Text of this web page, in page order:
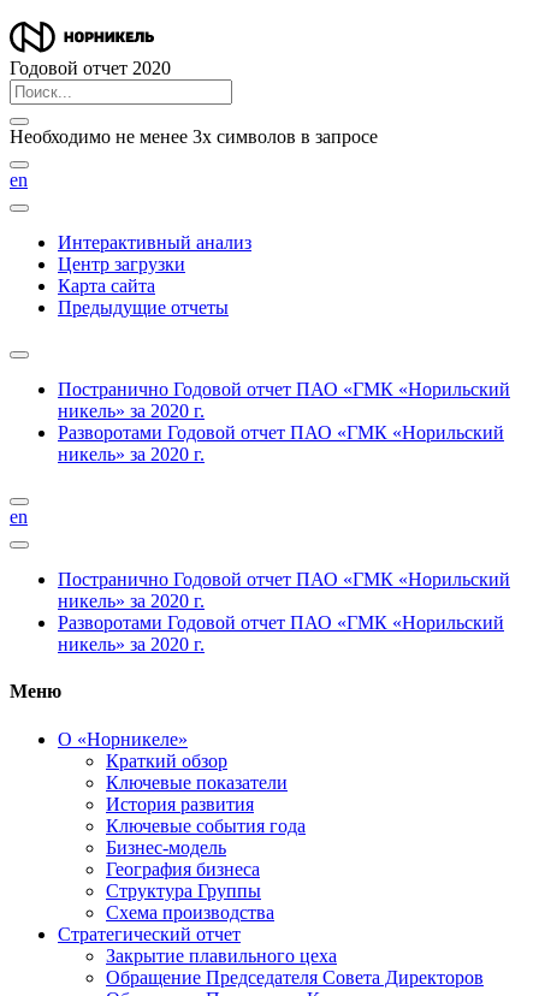
Годовой отчет 2020
Необходимо не менее 3х символов в запросе
en
Интерактивный анализ
Центр загрузки
Карта сайта
Предыдущие отчеты
Постранично Годовой отчет ПАО «ГМК «Норильский
никель» за 2020 г.
Разворотами Годовой отчет ПАО «ГМК «Норильский
никель» за 2020 г.
en
Постранично Годовой отчет ПАО «ГМК «Норильский
никель» за 2020 г.
Разворотами Годовой отчет ПАО «ГМК «Норильский
никель» за 2020 г.
Меню
О «Норникеле»
Краткий обзор
Ключевые показатели
История развития
Ключевые события года
Бизнес-модель
География бизнеса
Структура Группы
Схема производства
Стратегический отчет
Закрытие плавильного цеха
Обращение Председателя Совета Директоров